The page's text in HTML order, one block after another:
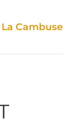
La Cam­buse